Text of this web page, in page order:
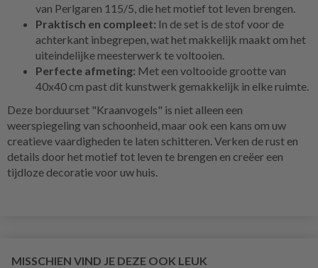
van Perlgaren 115/5, die het motief tot leven brengen.
Praktisch en compleet: In de set is de stof voor de
achterkant inbegrepen, wat het makkelijk maakt om het
uiteindelijke meesterwerk te voltooien.
Perfecte afmeting: Met een voltooide grootte van
40x40 cm past dit kunstwerk gemakkelijk in elke ruimte.
Deze borduurset "Kraanvogels" is niet alleen een
weerspiegeling van schoonheid, maar ook een kans om uw
creatieve vaardigheden te laten schitteren. Verken de rust en
details door het motief tot leven te brengen en creëer een
tijdloze decoratie voor uw huis.
MISSCHIEN VIND JE DEZE OOK LEUK